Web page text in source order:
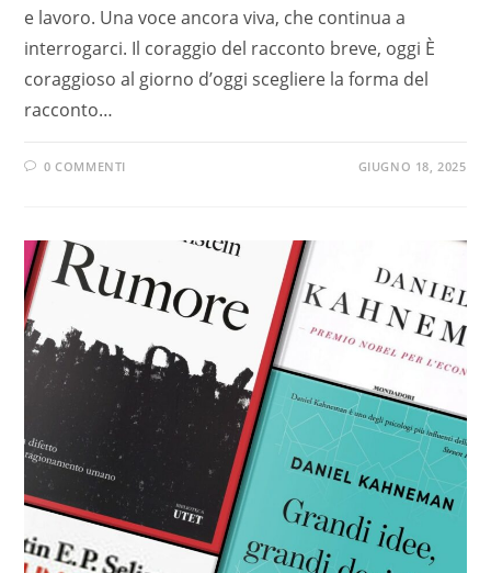
e lavoro. Una voce ancora viva, che continua a
interrogarci. Il coraggio del racconto breve, oggi È
coraggioso al giorno d’oggi scegliere la forma del
racconto…
0 COMMENTI GIUGNO 18, 2025